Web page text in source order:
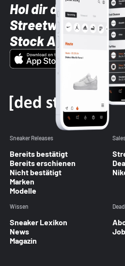
Hol dir die
Streetwear-
Stock App
Sneaker Releases
Bereits bestätigt
Bereits erschienen
Nicht bestätigt
Marken
Modelle
Wissen
Sneaker Lexikon
News
Magazin